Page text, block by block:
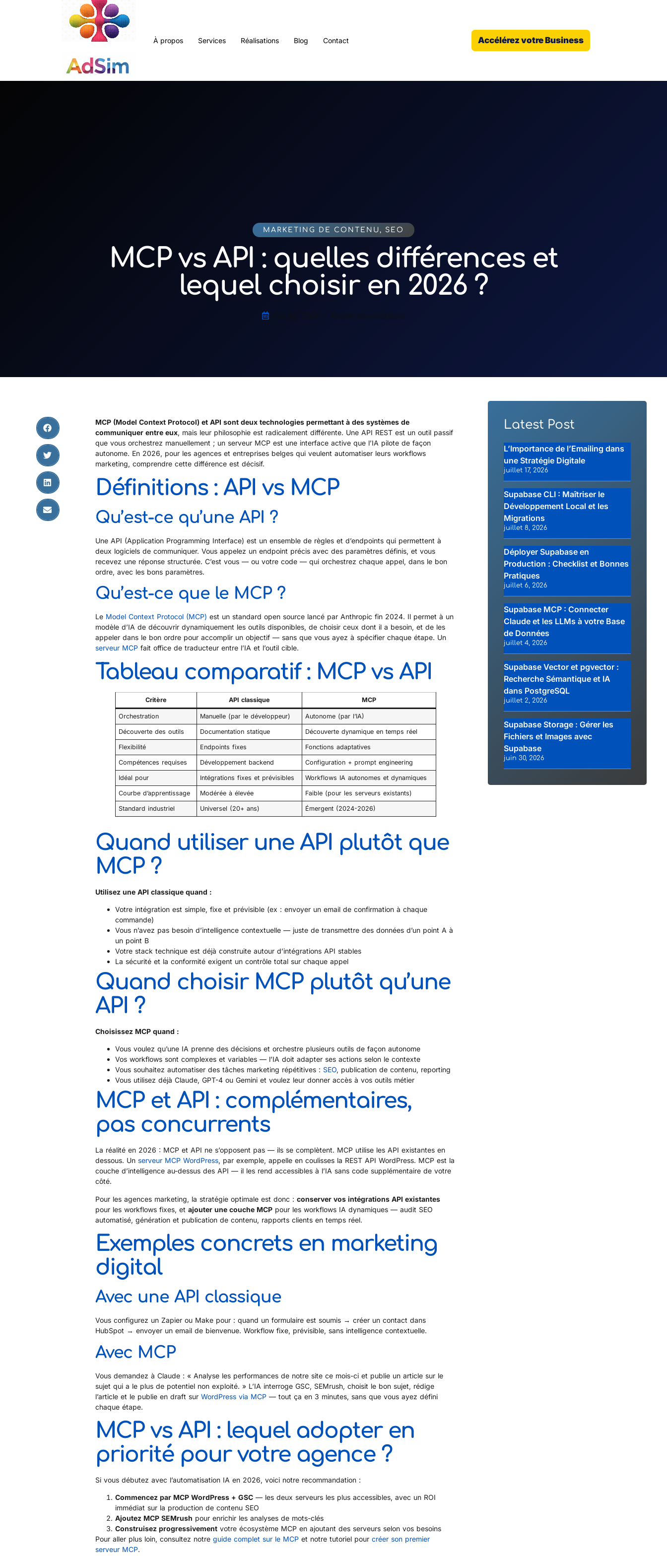
À propos Services Réalisations Blog Contact Accélérez votre Business
MARKETING DE CONTENU, SEO
MCP vs API : quelles différences et
lequel choisir en 2026 ?
Aucun commentaire
MCP (Model Context Protocol) et API sont deux technologies permettant à des systèmes de
communiquer entre eux, mais leur philosophie est radicalement différente. Une API REST est un outil passif
que vous orchestrez manuellement ; un serveur MCP est une interface active que l’IA pilote de façon
autonome. En 2026, pour les agences et entreprises belges qui veulent automatiser leurs workflows
marketing, comprendre cette différence est décisif.
Définitions : API vs MCP
Qu’est-ce qu’une API ?
Une API (Application Programming Interface) est un ensemble de règles et d’endpoints qui permettent à
deux logiciels de communiquer. Vous appelez un endpoint précis avec des paramètres définis, et vous
recevez une réponse structurée. C’est vous — ou votre code — qui orchestrez chaque appel, dans le bon
ordre, avec les bons paramètres.
Qu’est-ce que le MCP ?
Le Model Context Protocol (MCP) est un standard open source lancé par Anthropic fin 2024. Il permet à un
modèle d’IA de découvrir dynamiquement les outils disponibles, de choisir ceux dont il a besoin, et de les
appeler dans le bon ordre pour accomplir un objectif — sans que vous ayez à spécifier chaque étape. Un
serveur MCP fait office de traducteur entre l’IA et l’outil cible.
Tableau comparatif : MCP vs API
Critère API classique MCP
Orchestration Manuelle (par le développeur) Autonome (par l’IA)
Découverte des outils Documentation statique Découverte dynamique en temps réel
Flexibilité Endpoints fixes Fonctions adaptatives
Compétences requises Développement backend Configuration + prompt engineering
Idéal pour Intégrations fixes et prévisibles Workflows IA autonomes et dynamiques
Courbe d’apprentissage Modérée à élevée Faible (pour les serveurs existants)
Standard industriel Universel (20+ ans) Émergent (2024-2026)
Quand utiliser une API plutôt que
MCP ?
Utilisez une API classique quand :
Votre intégration est simple, fixe et prévisible (ex : envoyer un email de confirmation à chaque
commande)
Vous n’avez pas besoin d’intelligence contextuelle — juste de transmettre des données d’un point A à
un point B
Votre stack technique est déjà construite autour d’intégrations API stables
La sécurité et la conformité exigent un contrôle total sur chaque appel
Quand choisir MCP plutôt qu’une
API ?
Choisissez MCP quand :
Vous voulez qu’une IA prenne des décisions et orchestre plusieurs outils de façon autonome
Vos workflows sont complexes et variables — l’IA doit adapter ses actions selon le contexte
Vous souhaitez automatiser des tâches marketing répétitives : SEO, publication de contenu, reporting
Vous utilisez déjà Claude, GPT-4 ou Gemini et voulez leur donner accès à vos outils métier
MCP et API : complémentaires,
pas concurrents
La réalité en 2026 : MCP et API ne s’opposent pas — ils se complètent. MCP utilise les API existantes en
dessous. Un serveur MCP WordPress, par exemple, appelle en coulisses la REST API WordPress. MCP est la
couche d’intelligence au-dessus des API — il les rend accessibles à l’IA sans code supplémentaire de votre
côté.
Pour les agences marketing, la stratégie optimale est donc : conserver vos intégrations API existantes
pour les workflows fixes, et ajouter une couche MCP pour les workflows IA dynamiques — audit SEO
automatisé, génération et publication de contenu, rapports clients en temps réel.
Exemples concrets en marketing
digital
Avec une API classique
Vous configurez un Zapier ou Make pour : quand un formulaire est soumis → créer un contact dans
HubSpot → envoyer un email de bienvenue. Workflow fixe, prévisible, sans intelligence contextuelle.
Avec MCP
Vous demandez à Claude : « Analyse les performances de notre site ce mois-ci et publie un article sur le
sujet qui a le plus de potentiel non exploité. » L’IA interroge GSC, SEMrush, choisit le bon sujet, rédige
l’article et le publie en draft sur WordPress via MCP — tout ça en 3 minutes, sans que vous ayez défini
chaque étape.
MCP vs API : lequel adopter en
priorité pour votre agence ?
Si vous débutez avec l’automatisation IA en 2026, voici notre recommandation :
Commencez par MCP WordPress + GSC — les deux serveurs les plus accessibles, avec un ROI
immédiat sur la production de contenu SEO
Ajoutez MCP SEMrush pour enrichir les analyses de mots-clés
Construisez progressivement votre écosystème MCP en ajoutant des serveurs selon vos besoins
Pour aller plus loin, consultez notre guide complet sur le MCP et notre tutoriel pour créer son premier
serveur MCP.
Latest Post
L’Importance de l’Emailing dans
une Stratégie Digitale
juillet 17, 2026
Supabase CLI : Maîtriser le
Développement Local et les
Migrations
juillet 8, 2026
Déployer Supabase en
Production : Checklist et Bonnes
Pratiques
juillet 6, 2026
Supabase MCP : Connecter
Claude et les LLMs à votre Base
de Données
juillet 4, 2026
Supabase Vector et pgvector :
Recherche Sémantique et IA
dans PostgreSQL
juillet 2, 2026
Supabase Storage : Gérer les
Fichiers et Images avec
Supabase
juin 30, 2026